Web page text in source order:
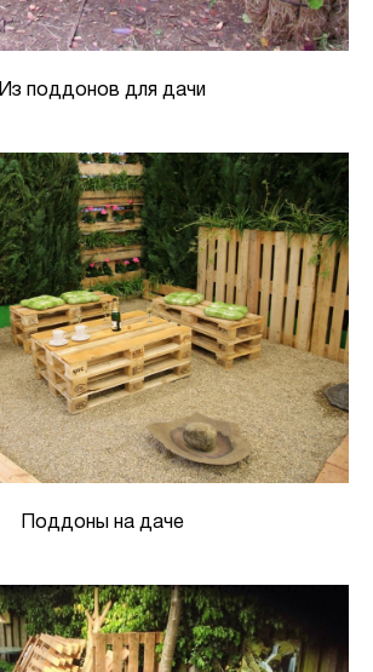
Из поддонов для дачи
Поддоны на даче